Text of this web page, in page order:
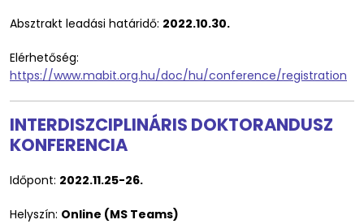
Absztrakt leadási határidő: 2022.10.30.
Elérhetőség:
https://www.mabit.org.hu/doc/hu/conference/registration
INTERDISZCIPLINÁRIS DOKTORANDUSZ
KONFERENCIA
Időpont: 2022.11.25-26.
Helyszín: Online (MS Teams)